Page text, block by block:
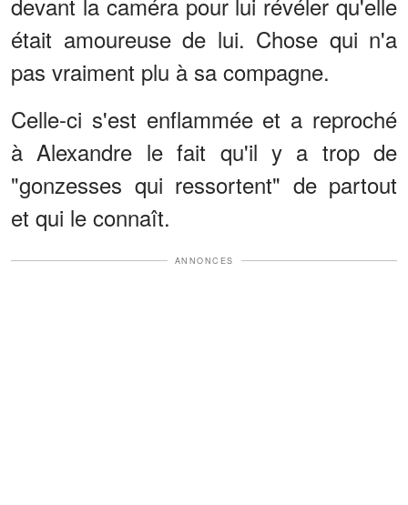
était amoureuse de lui. Chose qui n'a
pas vraiment plu à sa compagne.
Celle-ci s'est enflammée et a reproché
à Alexandre le fait qu'il y a trop de
"gonzesses qui ressortent" de partout
et qui le connaît.
ANNONCES